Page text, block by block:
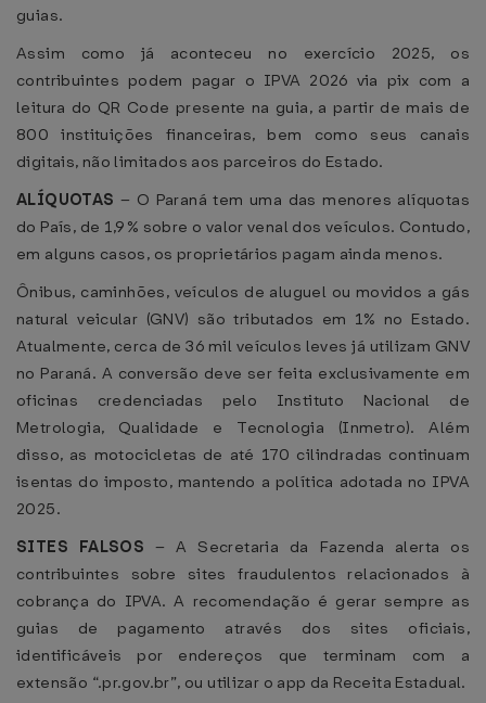
guias.
Assim como já aconteceu no exercício 2025, os
contribuintes podem pagar o IPVA 2026 via pix com a
leitura do QR Code presente na guia, a partir de mais de
800 instituições financeiras, bem como seus canais
digitais, não limitados aos parceiros do Estado.
ALÍQUOTAS – O Paraná tem uma das menores alíquotas
do País, de 1,9% sobre o valor venal dos veículos. Contudo,
em alguns casos, os proprietários pagam ainda menos.
Ônibus, caminhões, veículos de aluguel ou movidos a gás
natural veicular (GNV) são tributados em 1% no Estado.
Atualmente, cerca de 36 mil veículos leves já utilizam GNV
no Paraná. A conversão deve ser feita exclusivamente em
oficinas credenciadas pelo Instituto Nacional de
Metrologia, Qualidade e Tecnologia (Inmetro). Além
disso, as motocicletas de até 170 cilindradas continuam
isentas do imposto, mantendo a política adotada no IPVA
2025.
SITES FALSOS – A Secretaria da Fazenda alerta os
contribuintes sobre sites fraudulentos relacionados à
cobrança do IPVA. A recomendação é gerar sempre as
guias de pagamento através dos sites oficiais,
identificáveis por endereços que terminam com a
extensão “.pr.gov.br”, ou utilizar o app da Receita Estadual.